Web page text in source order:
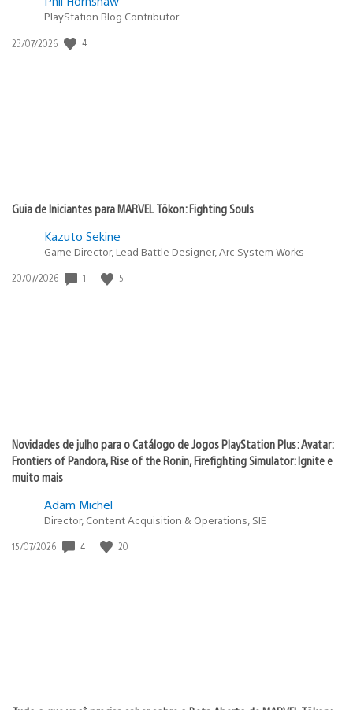
PlayStation Blog Contributor
Data
23/07/2026 4
Guia de Iniciantes para MARVEL Tōkon: Fighting Souls
Kazuto Sekine
Game Director, Lead Battle Designer, Arc System Works
Data
20/07/2026 1 5
Novidades de julho para o Catálogo de Jogos PlayStation Plus: Avatar:
Frontiers of Pandora, Rise of the Ronin, Firefighting Simulator: Ignite e
muito mais
Adam Michel
Director, Content Acquisition & Operations, SIE
Data
15/07/2026 4 20